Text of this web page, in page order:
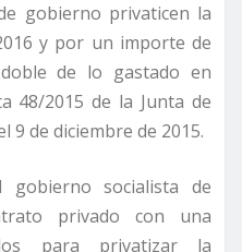
gobierno privaticen la
y por un importe de
de lo gastado en
48/2015 de la Junta de
9 de diciembre de 2015.
socialista de
privado con una
para privatizar la